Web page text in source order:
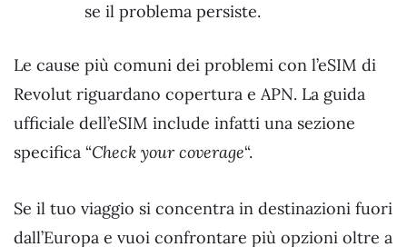
se il problema persiste.
Le cause più comuni dei problemi con l’eSIM di
Revolut riguardano copertura e APN. La guida
ufficiale dell’eSIM include infatti una sezione
specifica “Check your coverage“.
Se il tuo viaggio si concentra in destinazioni fuori
dall’Europa e vuoi confrontare più opzioni oltre a